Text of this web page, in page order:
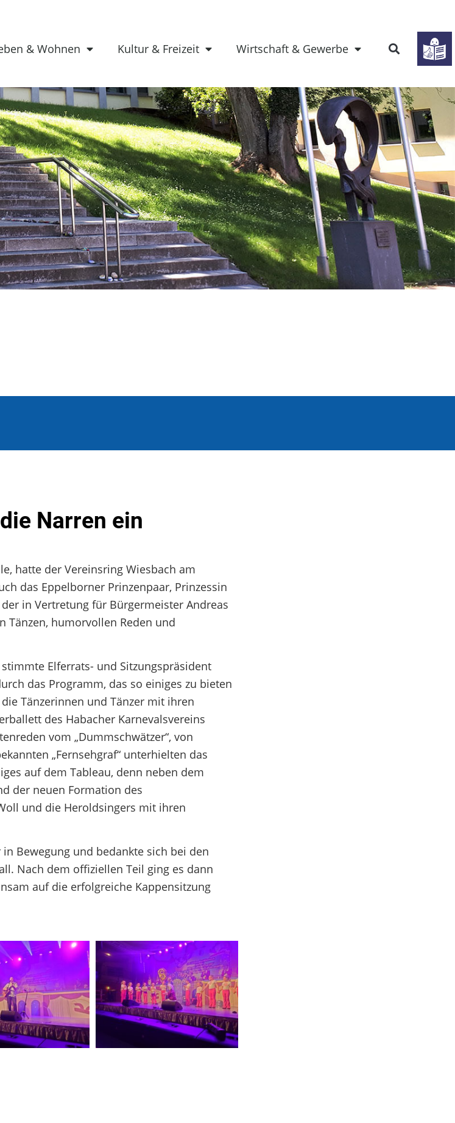
& Wohnen Kultur & Freizeit Wirtschaft & Gewerbe
Narren ein
hatte der Vereinsring Wiesbach am
das Eppelborner Prinzenpaar, Prinzessin
in Vertretung für Bürgermeister Andreas
Tänzen, humorvollen Reden und
Elferrats- und Sitzungspräsident
das Programm, das so einiges zu bieten
Tänzerinnen und Tänzer mit ihren
des Habacher Karnevalsvereins
vom „Dummschwätzer“, von
„Fernsehgraf“ unterhielten das
auf dem Tableau, denn neben dem
der neuen Formation des
und die Heroldsingers mit ihren
Bewegung und bedankte sich bei den
Nach dem offiziellen Teil ging es dann
auf die erfolgreiche Kappensitzung